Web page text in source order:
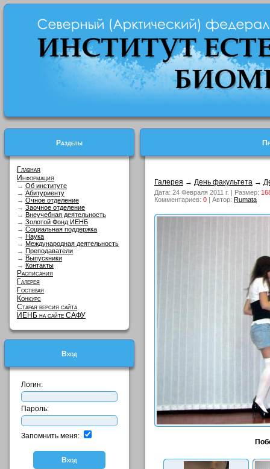
Разделы
Главная
Информация
→ Об институте
→ Абитуриенту
→ Очное отделение
→ Заочное отделение
→ Внеучебная деятельность
→ Золотой Фонд ИЕНБ
→ Социальная поддержка
→ Наука
→ Международная деятельность
→ Преподаватели
→ Выпускники
→ Контакты
Расписания
Галерея
Гостевая
Конкурс
Старая версия сайта
ИЕНБ на сайте САФУ
Вход
Логин:
Пароль:
Запомнить меня:
Галерея → День факультета →
Дата: 24 Февраля 2011 г. | Размер:
Комментариев: 0 | Автор: Rumata